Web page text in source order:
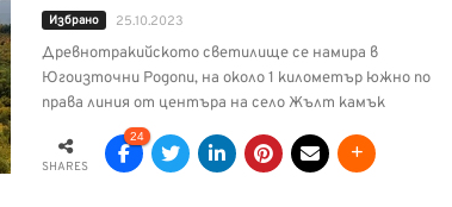
Избрано 25.10.2023
Древнотракийското светилище се намира в
Югоизточни Родопи, на около 1 километър южно по
права линия от центъра на село Жълт камък
SHARES
24